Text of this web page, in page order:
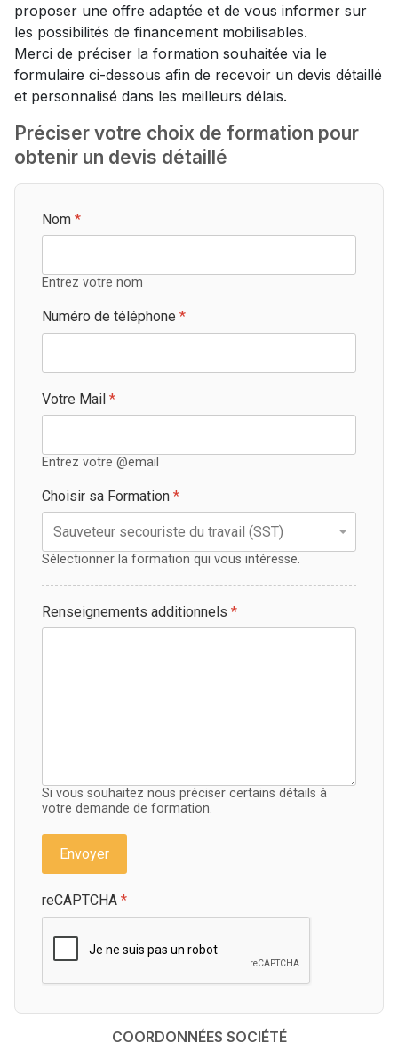
proposer une offre adaptée et de vous informer sur
les possibilités de financement mobilisables.
Merci de préciser la formation souhaitée via le
formulaire ci-dessous afin de recevoir un devis détaillé
et personnalisé dans les meilleurs délais.
Préciser votre choix de formation pour
obtenir un devis détaillé
Nom *
Entrez votre nom
Numéro de téléphone *
Votre Mail *
Entrez votre @email
Choisir sa Formation *
Sélectionner la formation qui vous intéresse.
Renseignements additionnels *
Si vous souhaitez nous préciser certains détails à
votre demande de formation.
Envoyer
reCAPTCHA *
COORDONNÉES SOCIÉTÉ